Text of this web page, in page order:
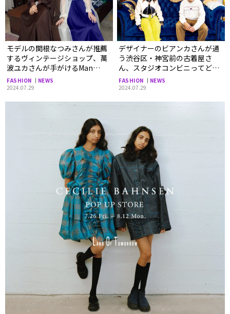
モデルの関根なつみさんが推薦
するヴィンテージショップ、萬
波ユカさんが手がけるMan
Vintageの魅力を深掘り。＜
ファッションのプロが選ぶ、
FASHION
NEWS
2024.07.29
デザイナーのビアンカさんが通
う渋谷区・神宮前の古着屋さ
ん、スタジオコンビニってどん
なお店？＜ファッションのプロ
が選ぶ、とっておきの古着屋＞
FASHION
NEWS
2024.07.29